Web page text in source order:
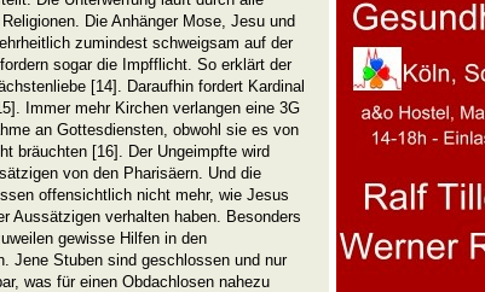
Die Anhänger Mose, Jesu und
zumindest schweigsam auf der
sogar die Impfflicht. So erklärt der
[14]. Daraufhin fordert Kardinal
Immer mehr Kirchen verlangen eine 3G
an Gottesdiensten, obwohl sie es von
bräuchten [16]. Der Ungeimpfte wird
von den Pharisäern. Und die
offensichtlich nicht mehr, wie Jesus
Aussätzigen verhalten haben. Besonders
gewisse Hilfen in den
Jene Stuben sind geschlossen und nur
was für einen Obdachlosen nahezu